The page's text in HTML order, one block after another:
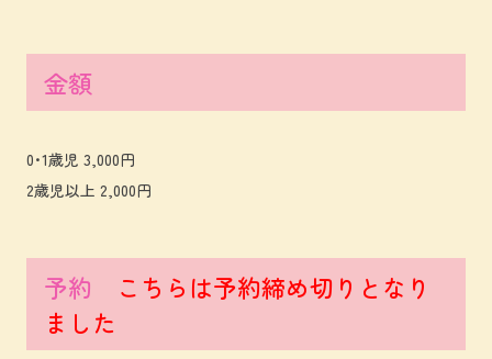
金額
0･1歳児 3,000円
2歳児以上 2,000円
予約
こちらは予約締め切りとなり
ました